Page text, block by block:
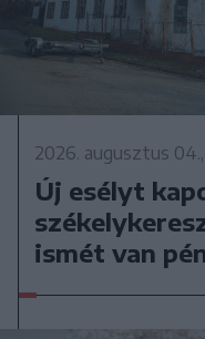
2026. augusztus
Új esélyt
ismét van